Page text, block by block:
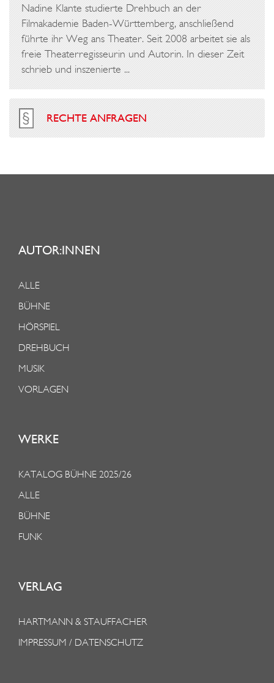
Nadine Klante studierte Drehbuch an der
Filmakademie Baden-Württemberg, anschließend
führte ihr Weg ans Theater. Seit 2008 arbeitet sie als
freie Theaterregisseurin und Autorin. In dieser Zeit
schrieb und inszenierte ...
RECHTE ANFRAGEN
AUTOR:INNEN
ALLE
BÜHNE
HÖRSPIEL
DREHBUCH
MUSIK
VORLAGEN
WERKE
KATALOG BÜHNE 2025/26
ALLE
BÜHNE
FUNK
VERLAG
HARTMANN & STAUFFACHER
IMPRESSUM / DATENSCHUTZ